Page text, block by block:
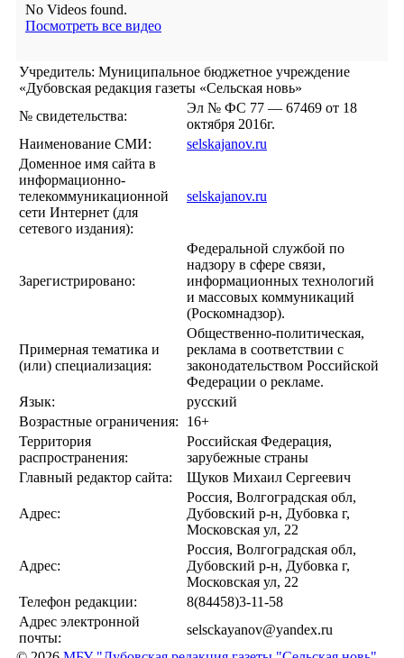
No Videos found.
Посмотреть все видео
Учредитель: Муниципальное бюджетное учреждение
«Дубовская редакция газеты «Сельская новь»
№ свидетельства:
Эл № ФС 77 — 67469 от 18
октября 2016г.
Наименование СМИ:
selskajanov.ru
Доменное имя сайта в
информационно-
телекоммуникационной
сети Интернет (для
сетевого издания):
selskajanov.ru
Зарегистрировано:
Федеральной службой по
надзору в сфере связи,
информационных технологий
и массовых коммуникаций
(Роскомнадзор).
Примерная тематика и
(или) специализация:
Общественно-политическая,
реклама в соответствии с
законодательством Российской
Федерации о рекламе.
Язык:
русский
Возрастные ограничения:
16+
Территория
распространения:
Российская Федерация,
зарубежные страны
Главный редактор сайта:
Щуков Михаил Сергеевич
Адрес:
Россия, Волгоградская обл,
Дубовский р-н, Дубовка г,
Московская ул, 22
Адрес:
Россия, Волгоградская обл,
Дубовский р-н, Дубовка г,
Московская ул, 22
Телефон редакции:
8(84458)3-11-58
Адрес электронной
почты:
selsckayanov@yandex.ru